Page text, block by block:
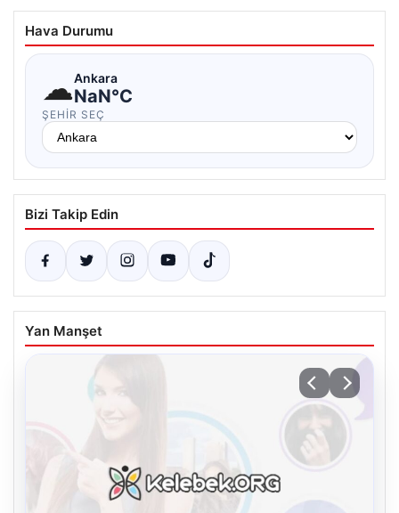
Hava Durumu
☁Ankara
NaN°C
ŞEHIR SEÇ
Bizi Takip Edin
Yan Manşet